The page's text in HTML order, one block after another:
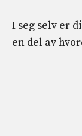
I seg selv er
en del av